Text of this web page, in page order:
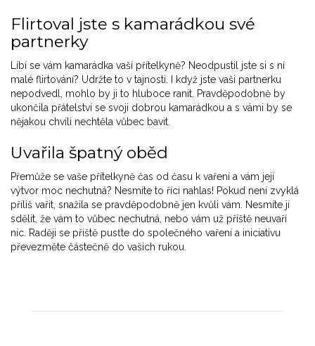
Flirtoval jste s kamarádkou své
partnerky
Líbí se vám kamarádka vaší přítelkyně? Neodpustil jste si s ní
malé flirtování? Udržte to v tajnosti. I když jste vaši partnerku
nepodvedl, mohlo by ji to hluboce ranit. Pravděpodobně by
ukončila přátelství se svoji dobrou kamarádkou a s vámi by se
nějakou chvíli nechtěla vůbec bavit.
Uvařila špatný oběd
Přemůže se vaše přítelkyně čas od času k vaření a vám její
výtvor moc nechutná? Nesmíte to říci nahlas! Pokud není zvyklá
příliš vařit, snažila se pravděpodobně jen kvůli vám. Nesmíte jí
sdělit, že vám to vůbec nechutná, nebo vám už příště neuvaří
nic. Raději se přiště pusťte do společného vaření a iniciativu
převezměte částečně do vašich rukou.